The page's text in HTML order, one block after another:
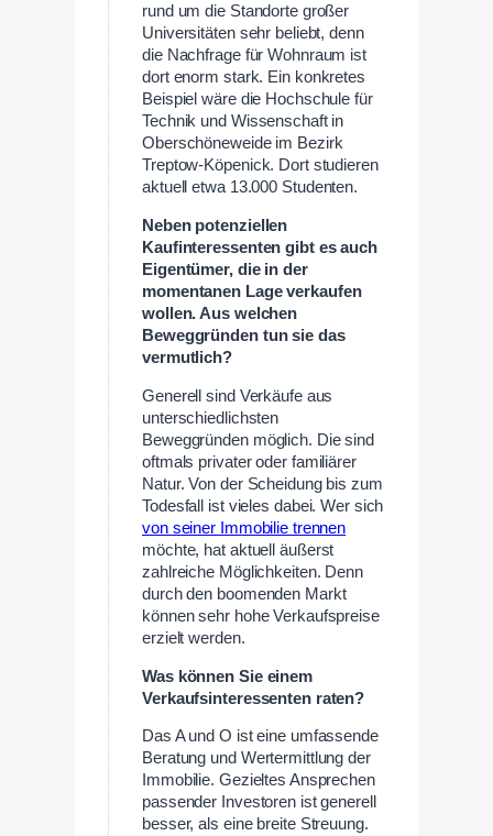
rund um die Standorte großer
Universitäten sehr beliebt, denn
die Nachfrage für Wohnraum ist
dort enorm stark. Ein konkretes
Beispiel wäre die Hochschule für
Technik und Wissenschaft in
Oberschöneweide im Bezirk
Treptow-Köpenick. Dort studieren
aktuell etwa 13.000 Studenten.
Neben potenziellen
Kaufinteressenten gibt es auch
Eigentümer, die in der
momentanen Lage verkaufen
wollen. Aus welchen
Beweggründen tun sie das
vermutlich?
Generell sind Verkäufe aus
unterschiedlichsten
Beweggründen möglich. Die sind
oftmals privater oder familiärer
Natur. Von der Scheidung bis zum
Todesfall ist vieles dabei. Wer sich
von seiner Immobilie trennen
möchte, hat aktuell äußerst
zahlreiche Möglichkeiten. Denn
durch den boomenden Markt
können sehr hohe Verkaufspreise
erzielt werden.
Was können Sie einem
Verkaufsinteressenten raten?
Das A und O ist eine umfassende
Beratung und Wertermittlung der
Immobilie. Gezieltes Ansprechen
passender Investoren ist generell
besser, als eine breite Streuung.